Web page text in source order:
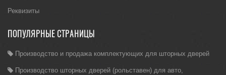
Реквизиты
ПОПУЛЯРНЫЕ СТРАНИЦЫ
Производство и продажа комплектующих для шторных дверей
Производство шторных дверей (рольставен) для авто,